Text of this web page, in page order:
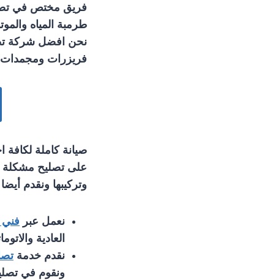
فريق مختص في
طرمبة المياه
نحن افضل شركة
فريزرات ومجمدات
صيانة كاملة
على تصليح مشكلة
وتركيبها ونقدم
نعمل عبر
العادية
نقدم خدمة
ونقوم في